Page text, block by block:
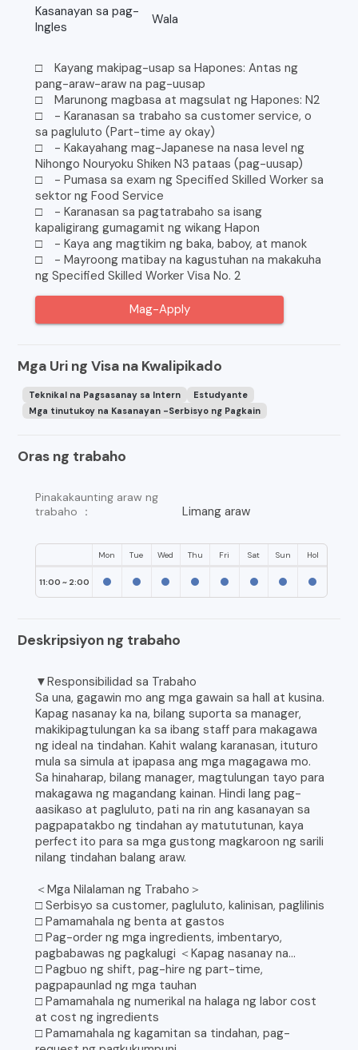
Kasanayan sa pag-
Ingles
Wala
□ Kayang makipag-usap sa Hapones: Antas ng
pang-araw-araw na pag-uusap
□ Marunong magbasa at magsulat ng Hapones: N2
□ - Karanasan sa trabaho sa customer service, o
sa pagluluto (Part-time ay okay)
□ - Kakayahang mag-Japanese na nasa level ng
Nihongo Nouryoku Shiken N3 pataas (pag-uusap)
□ - Pumasa sa exam ng Specified Skilled Worker sa
sektor ng Food Service
□ - Karanasan sa pagtatrabaho sa isang
kapaligirang gumagamit ng wikang Hapon
□ - Kaya ang magtikim ng baka, baboy, at manok
□ - Mayroong matibay na kagustuhan na makakuha
ng Specified Skilled Worker Visa No. 2
Mag-Apply
Mga Uri ng Visa na Kwalipikado
Teknikal na Pagsasanay sa Intern
Estudyante
Mga tinutukoy na Kasanayan -Serbisyo ng Pagkain
Oras ng trabaho
Pinakakaunting araw ng
trabaho ：
Limang araw
Mon Tue Wed Thu Fri Sat Sun Hol
11:00 ~ 2:00
Deskripsiyon ng trabaho
▼Responsibilidad sa Trabaho
Sa una, gagawin mo ang mga gawain sa hall at kusina.
Kapag nasanay ka na, bilang suporta sa manager,
makikipagtulungan ka sa ibang staff para makagawa
ng ideal na tindahan. Kahit walang karanasan, ituturo
mula sa simula at ipapasa ang mga magagawa mo.
Sa hinaharap, bilang manager, magtulungan tayo para
makagawa ng magandang kainan. Hindi lang pag-
aasikaso at pagluluto, pati na rin ang kasanayan sa
pagpapatakbo ng tindahan ay matututunan, kaya
perfect ito para sa mga gustong magkaroon ng sarili
nilang tindahan balang araw.
＜Mga Nilalaman ng Trabaho＞
□ Serbisyo sa customer, pagluluto, kalinisan, paglilinis
□ Pamamahala ng benta at gastos
□ Pag-order ng mga ingredients, imbentaryo,
pagbabawas ng pagkalugi ＜Kapag nasanay na…
□ Pagbuo ng shift, pag-hire ng part-time,
pagpapaunlad ng mga tauhan
□ Pamamahala ng numerikal na halaga ng labor cost
at cost ng ingredients
□ Pamamahala ng kagamitan sa tindahan, pag-